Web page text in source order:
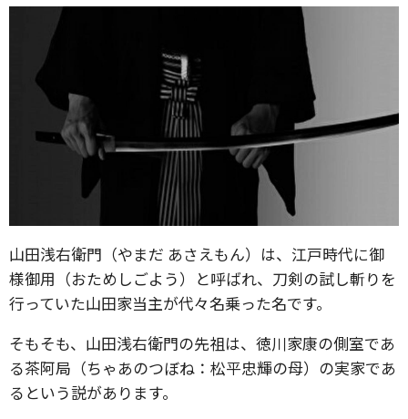
山田浅右衛門（やまだ あさえもん）は、江戸時代に御
様御用（おためしごよう）と呼ばれ、刀剣の試し斬りを
行っていた山田家当主が代々名乗った名です。
そもそも、山田浅右衛門の先祖は、徳川家康の側室であ
る茶阿局（ちゃあのつぼね：松平忠輝の母）の実家であ
るという説があります。